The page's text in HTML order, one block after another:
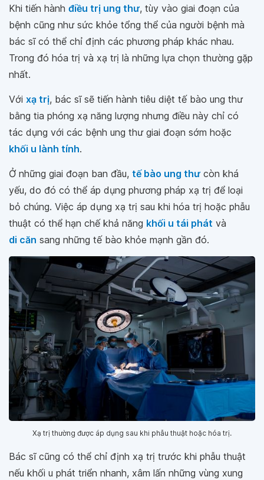
Khi tiến hành điều trị ung thư, tùy vào giai đoạn của
bệnh cũng như sức khỏe tổng thể của người bệnh mà
bác sĩ có thể chỉ định các phương pháp khác nhau.
Trong đó hóa trị và xạ trị là những lựa chọn thường gặp
nhất.
Với xạ trị, bác sĩ sẽ tiến hành tiêu diệt tế bào ung thư
bằng tia phóng xạ năng lượng nhưng điều này chỉ có
tác dụng với các bệnh ung thư giai đoạn sớm hoặc
khối u lành tính.
Ở những giai đoạn ban đầu, tế bào ung thư còn khá
yếu, do đó có thể áp dụng phương pháp xạ trị để loại
bỏ chúng. Việc áp dụng xạ trị sau khi hóa trị hoặc phẫu
thuật có thể hạn chế khả năng khối u tái phát và
di căn sang những tế bào khỏe mạnh gần đó.
Xạ trị thường được áp dụng sau khi phẫu thuật hoặc hóa trị.
Bác sĩ cũng có thể chỉ định xạ trị trước khi phẫu thuật
nếu khối u phát triển nhanh, xâm lấn những vùng xung